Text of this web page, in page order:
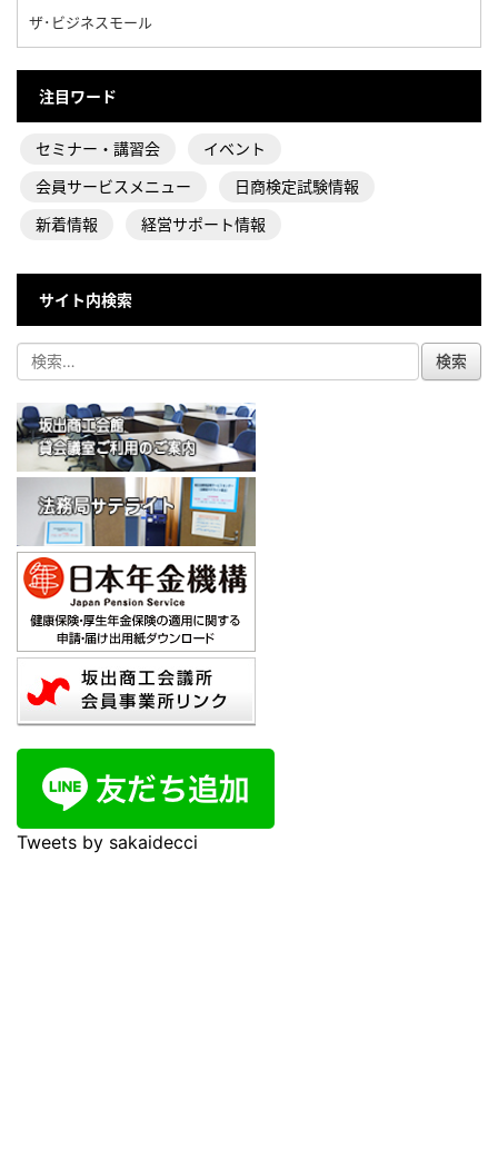
ザ･ビジネスモール
注目ワード
セミナー・講習会
イベント
会員サービスメニュー
日商検定試験情報
新着情報
経営サポート情報
サイト内検索
Tweets by sakaidecci